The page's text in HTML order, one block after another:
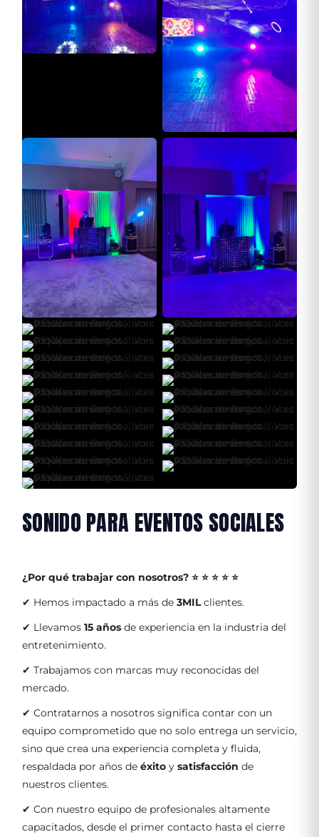
SONIDO PARA EVENTOS SOCIALES
¿Por qué trabajar con nosotros? ⭐ ⭐ ⭐ ⭐ ⭐
✔ Hemos impactado a más de 3MILclientes.
✔ Llevamos 15 años de experiencia en la industria del
entretenimiento.
✔ Trabajamos con marcas muy reconocidas del
mercado.
✔ Contratarnos a nosotros significa contar con un
equipo comprometido que no solo entrega un servicio,
sino que crea una experiencia completa y fluida,
respaldada por años de éxito y satisfacción de
nuestros clientes.
✔ Con nuestro equipo de profesionales altamente
capacitados, desde el primer contacto hasta el cierre